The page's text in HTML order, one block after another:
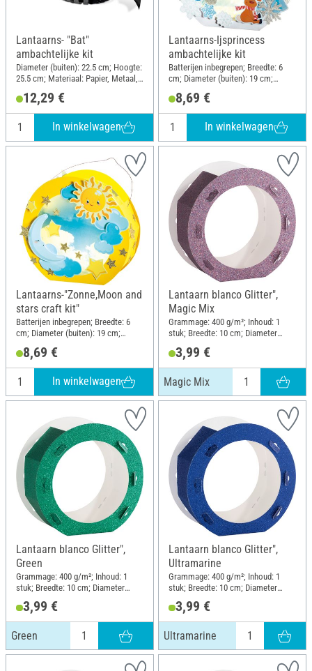
Lantaarns- "Bat"
ambachtelijke kit
Diameter (buiten): 22.5 cm; Hoogte:
25.5 cm; Materiaal: Papier, Metaal,
12,29 €
In winkelwagen
Lantaarns-Ijsprincess
ambachtelijke kit
Batterijen inbegrepen; Breedte: 6
cm; Diameter (buiten): 19 cm;
Metaal, Papier
8,69 €
In winkelwagen
Lantaarns-"Zonne,Moon and
stars craft kit"
Batterijen inbegrepen; Breedte: 6
cm; Diameter (buiten): 19 cm;
Metaal, Papier
8,69 €
In winkelwagen
Lantaarn blanco Glitter",
Magic Mix
Grammage: 400 g/m²; Inhoud: 1
stuk; Breedte: 10 cm; Diameter
3,99 €
Magic Mix
Lantaarn blanco Glitter",
Green
Grammage: 400 g/m²; Inhoud: 1
stuk; Breedte: 10 cm; Diameter
(buiten): 22 cm; Materiaal: Papier
3,99 €
Green
Lantaarn blanco Glitter",
Ultramarine
Grammage: 400 g/m²; Inhoud: 1
stuk; Breedte: 10 cm; Diameter
(buiten): 22 cm; Materiaal: Papier
3,99 €
Ultramarine